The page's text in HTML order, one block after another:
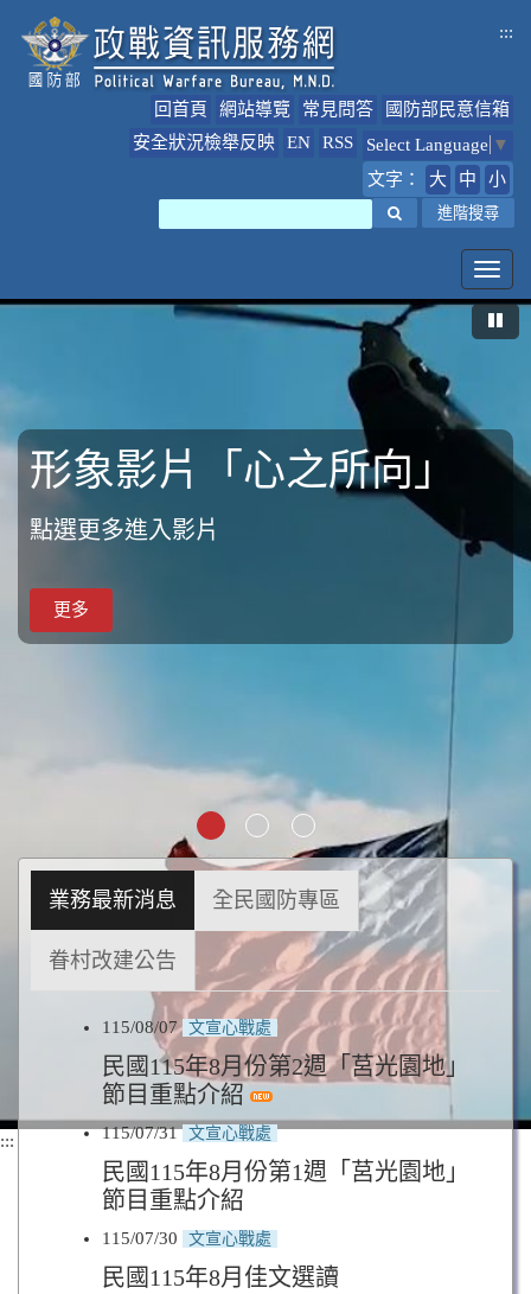
:::
回首頁 網站導覽 常見問答
國防部民意信箱
安全狀況檢舉反映
EN RSS Select Language ▼
文字：
大 中 小
進階搜尋
形象影片「心之所向」
點選更多進入影片
更多
形象影片「堅持與守護」
影片連結
更多
國軍心理健康照護方案
國軍心理健康照護方案
更多
:::
業務最新消息 全民國防專區
眷村改建公告
115/08/07 文宣心戰處
民國115年8月份第2週「莒光園地」
節目重點介紹
115/07/31 文宣心戰處
民國115年8月份第1週「莒光園地」
節目重點介紹
115/07/30 文宣心戰處
民國115年8月佳文選讀